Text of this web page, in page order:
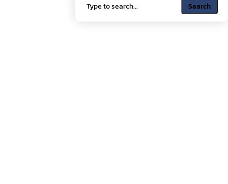
Search
Search